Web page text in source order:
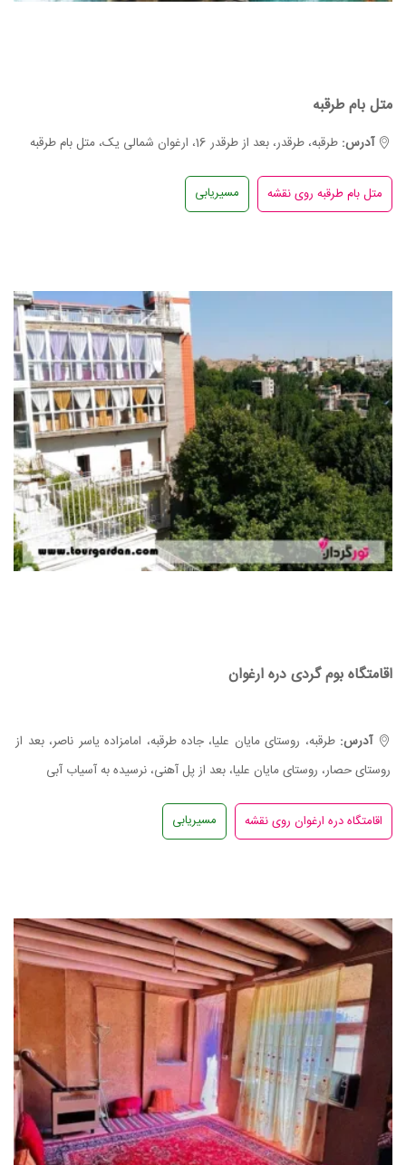
متل بام طرقبه
آدرس: طرقبه، طرقدر، بعد از طرقدر 16، ارغوان شمالی یک، متل بام طرقبه
مسیریابی
اقامتگاه بوم گردی دره ارغوان
آدرس: طرقبه، روستای مایان علیا، جاده طرقبه، امامزاده یاسر ناصر، بعد از
روستای حصار، روستای مایان علیا، بعد از پل آهنی، نرسیده به آسیاب آبی
مسیریابی